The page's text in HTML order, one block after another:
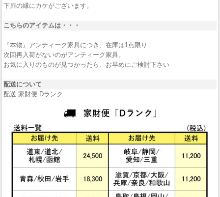
下扉の縁にカケがございます。
こちらのアイテムは・・・
『本物』アンティーク家具につき、在庫は1点限り
次回再入荷がないのがアンティーク家具。
お気に入りのものが見つかったら、お早めにご検討下さい
配送について
配送:家財便 Dランク